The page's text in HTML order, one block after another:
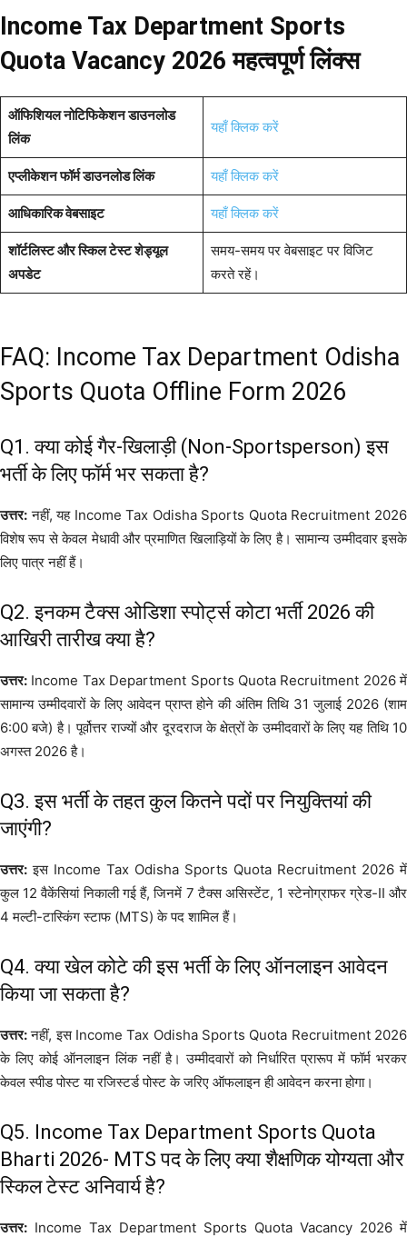
Income Tax Department Sports
Quota Vacancy 2026 महत्वपूर्ण लिंक्स
ऑफिशियल नोटिफिकेशन डाउनलोड
लिंक
यहाँ क्लिक करें
एप्लीकेशन फॉर्म डाउनलोड लिंक यहाँ क्लिक करें
आधिकारिक वेबसाइट यहाँ क्लिक करें
शॉर्टलिस्ट और स्किल टेस्ट शेड्यूल
अपडेट
समय-समय पर वेबसाइट पर विजिट
करते रहें।
FAQ: Income Tax Department Odisha
Sports Quota Offline Form 2026
Q1. क्या कोई गैर-खिलाड़ी (Non-Sportsperson) इस
भर्ती के लिए फॉर्म भर सकता है?
उत्तर: नहीं, यह Income Tax Odisha Sports Quota Recruitment 2026
विशेष रूप से केवल मेधावी और प्रमाणित खिलाड़ियों के लिए है। सामान्य उम्मीदवार इसके
लिए पात्र नहीं हैं।
Q2. इनकम टैक्स ओडिशा स्पोर्ट्स कोटा भर्ती 2026 की
आखिरी तारीख क्या है?
उत्तर: Income Tax Department Sports Quota Recruitment 2026 में
सामान्य उम्मीदवारों के लिए आवेदन प्राप्त होने की अंतिम तिथि 31 जुलाई 2026 (शाम
6:00 बजे) है। पूर्वोत्तर राज्यों और दूरदराज के क्षेत्रों के उम्मीदवारों के लिए यह तिथि 10
अगस्त 2026 है।
Q3. इस भर्ती के तहत कुल कितने पदों पर नियुक्तियां की
जाएंगी?
उत्तर: इस Income Tax Odisha Sports Quota Recruitment 2026 में
कुल 12 वैकेंसियां निकाली गई हैं, जिनमें 7 टैक्स असिस्टेंट, 1 स्टेनोग्राफर ग्रेड-II और
4 मल्टी-टास्किंग स्टाफ (MTS) के पद शामिल हैं।
Q4. क्या खेल कोटे की इस भर्ती के लिए ऑनलाइन आवेदन
किया जा सकता है?
उत्तर:नहीं, इस Income Tax Odisha Sports Quota Recruitment 2026
के लिए कोई ऑनलाइन लिंक नहीं है। उम्मीदवारों को निर्धारित प्रारूप में फॉर्म भरकर
केवल स्पीड पोस्ट या रजिस्टर्ड पोस्ट के जरिए ऑफलाइन ही आवेदन करना होगा।
Q5. Income Tax Department Sports Quota
Bharti 2026- MTS पद के लिए क्या शैक्षणिक योग्यता और
स्किल टेस्ट अनिवार्य है?
उत्तर: Income Tax Department Sports Quota Vacancy 2026 में